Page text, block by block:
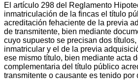
El artículo 298 del Reglamento
inmatriculación de la fincas el título
acreditación fehaciente de la previa
de transmitente, bien mediante
cuyo supuesto se precisan dos
inmatricular y el de la previa
ese mismo título, bien mediante acta
complementaria del título público
transmitente o causante es tenido por